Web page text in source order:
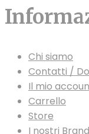
Chi siamo
Contatti /
Il mio
Carrello
Store
I nostri Brand